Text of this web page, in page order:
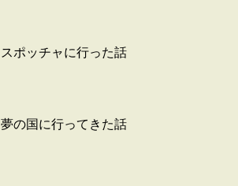
スポッチャに行った話
夢の国に行ってきた話